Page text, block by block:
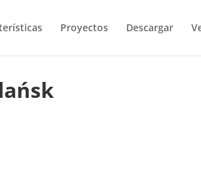
Proyectos Descargar